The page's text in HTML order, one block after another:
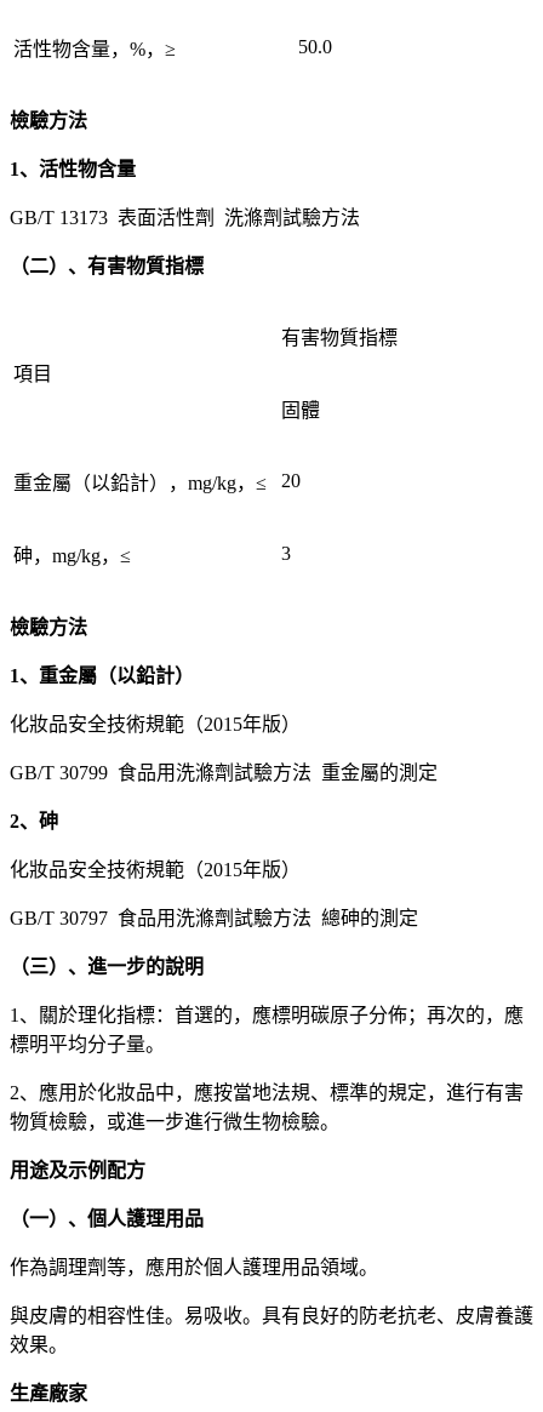
活性物含量，%，≥ 50.0
檢驗方法
1、活性物含量
GB/T 13173 表面活性劑 洗滌劑試驗方法
（二）、有害物質指標
項目
有害物質指標
固體
重金屬（以鉛計），mg/kg，≤ 20
砷，mg/kg，≤ 3
檢驗方法
1、重金屬（以鉛計）
化妝品安全技術規範（2015年版）
GB/T 30799 食品用洗滌劑試驗方法 重金屬的測定
2、砷
化妝品安全技術規範（2015年版）
GB/T 30797 食品用洗滌劑試驗方法 總砷的測定
（三）、進一步的說明
1、關於理化指標：首選的，應標明碳原子分佈；再次的，應
標明平均分子量。
2、應用於化妝品中，應按當地法規、標準的規定，進行有害
物質檢驗，或進一步進行微生物檢驗。
用途及示例配方
（一）、個人護理用品
作為調理劑等，應用於個人護理用品領域。
與皮膚的相容性佳。易吸收。具有良好的防老抗老、皮膚養護
效果。
生產廠家